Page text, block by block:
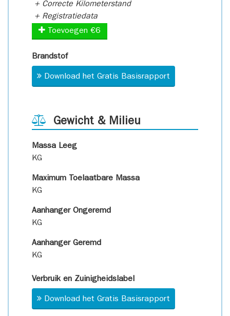
+ Correcte Kilometerstand
+ Registratiedata
Toevoegen €6
Brandstof
Download het Gratis Basisrapport
Gewicht & Milieu
Massa Leeg
KG
Maximum Toelaatbare Massa
KG
Aanhanger Ongeremd
KG
Aanhanger Geremd
KG
Verbruik en Zuinigheidslabel
Download het Gratis Basisrapport